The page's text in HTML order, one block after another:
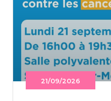
21/09/2026